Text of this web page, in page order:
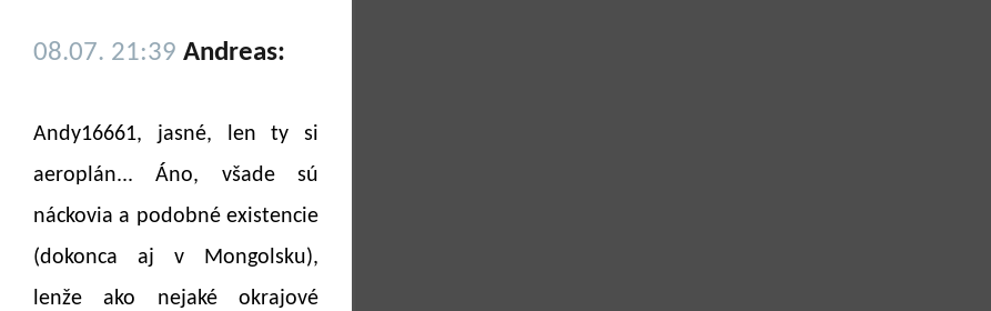
08.07. 21:39 Andreas:
Andy16661, jasné, len ty si
aeroplán... Áno, všade sú
náckovia a podobné existencie
(dokonca aj v Mongolsku),
lenže ako nejaké okrajové